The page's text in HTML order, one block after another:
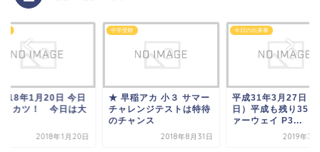
稲アカ 小３ サマー
レンジテストは特待
2018年8月31日
今日の出来事
平成31年3月27日（水曜
日）平成も残り35日:フ
ァーウェイ P3...
2019年3月27日
中学受験
★ 2018年1月20日
のアイカツ！ 今日
漁！！
2018年1